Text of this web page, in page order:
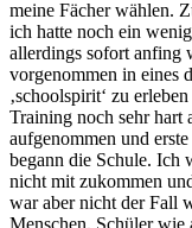
meine Fächer wählen.
ich hatte noch ein
allerdings sofort anfing
vorgenommen in eines
‚schoolspirit‘ zu
Training noch sehr hart
aufgenommen und
begann die Schule. Ich
nicht mit zukommen
war aber nicht der Fall
Menschen, Schüler wie